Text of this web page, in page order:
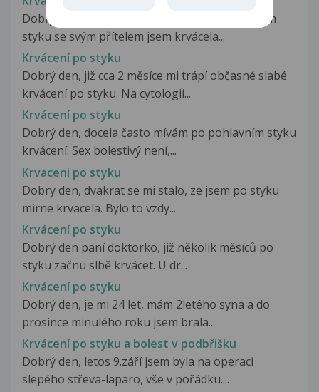
Dobrý den, mám takový problem, po pohlavním
styku se svým přítelem jsem krvácela...
Krvácení po styku
Dobrý den, již cca 2 měsíce mi trápí občasné slabé
krvácení po styku. Na cytologii...
Krvácení po styku
Dobrý den, docela často mívám po pohlavním styku
krvácení. Sex bolestivý není,...
Krvaceni po styku
Dobry den, dvakrat se mi stalo, ze jsem po styku
mirne krvacela. Bylo to vzdy...
Krvácení po styku
Dobrý den paní doktorko, již několik měsíců po
styku začnu slbě krvácet. U dr...
Krvácení po styku
Dobrý den, je mi 24 let, mám 2letého syna a do
prosince minulého roku jsem brala...
Krvácení po styku a bolest v podbřišku
Dobrý den, letos 9.září jsem byla na operaci
slepého střeva-laparo, vše v pořádku....